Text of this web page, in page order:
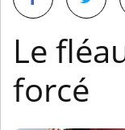
Le
forcé